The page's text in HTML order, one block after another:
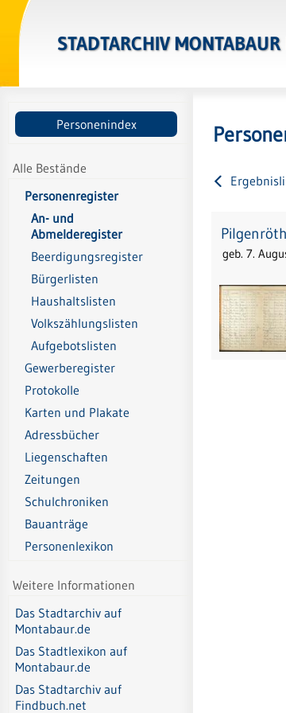
STADTARCHIV
Personenindex
Alle Bestände
Personenregister
An- und
Abmelderegister
Beerdigungsregister
Bürgerlisten
Haushaltslisten
Volkszählungslisten
Aufgebotslisten
Gewerberegister
Protokolle
Karten und Plakate
Adressbücher
Liegenschaften
Zeitungen
Schulchroniken
Bauanträge
Personenlexikon
Weitere Informationen
Das Stadtarchiv auf
Montabaur.de
Das Stadtlexikon auf
Montabaur.de
Das Stadtarchiv auf
Findbuch.net
geb. 7.